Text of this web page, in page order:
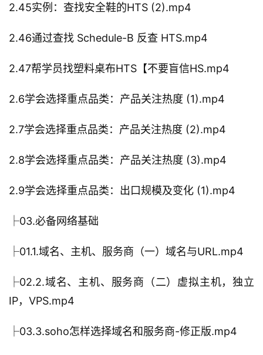
2.45实例：查找安全鞋的HTS (2).mp4
2.46通过查找 Schedule-B 反查 HTS.mp4
2.47帮学员找塑料桌布HTS【不要盲信HS.mp4
2.6学会选择重点品类：产品关注热度 (1).mp4
2.7学会选择重点品类：产品关注热度 (2).mp4
2.8学会选择重点品类：产品关注热度 (3).mp4
2.9学会选择重点品类：出口规模及变化 (1).mp4
├03.必备网络基础
├01.1.域名、主机、服务商（一）域名与URL.mp4
├02.2.域名、主机、服务商（二）虚拟主机，独立
IP，VPS.mp4
├03.3.soho怎样选择域名和服务商-修正版.mp4